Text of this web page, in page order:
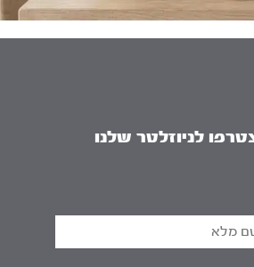
לניוזלטר שלנו